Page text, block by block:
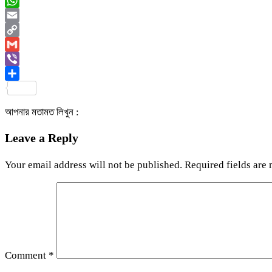
WhatsApp
Email
Copy
Link
Gmail
Viber
আপনার মতামত লিখুন :
Leave a Reply
Your email address will not be published. Required fields are
Comment *